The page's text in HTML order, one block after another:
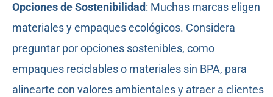
Opciones de Sostenibilidad: Muchas marcas eligen
materiales y empaques ecológicos. Considera
preguntar por opciones sostenibles, como
empaques reciclables o materiales sin BPA, para
alinearte con valores ambientales y atraer a clientes